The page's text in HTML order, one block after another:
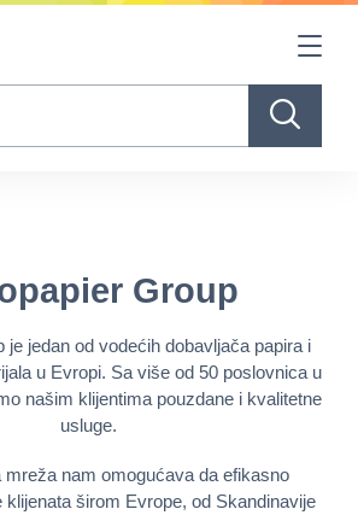
Group
je jedan od vodećih dobavljača papira i
u Evropi. Sa više od 50 poslovnica u
našim klijentima pouzdane i kvalitetne
usluge.
mreža nam omogućava da efikasno
klijenata širom Evrope, od Skandinavije